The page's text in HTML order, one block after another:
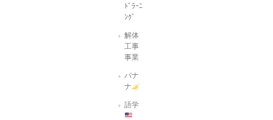
ﾄﾞﾗｰﾆ
ﾝｸﾞ
解体
工事
事業
バナ
ナ
語学